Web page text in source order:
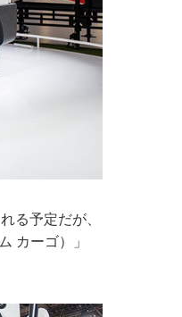
る予定だが、
カーゴ）」